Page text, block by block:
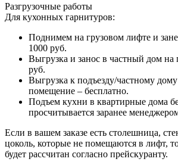
Разгрузочные работы
Для кухонных гарнитуров:
Поднимем на грузовом лифте и
1000 руб.
Выгрузка и занос в частный дом на
руб.
Выгрузка к подъезду/частному дому
помещение – бесплатно.
Подъем кухни в квартирные дома
просчитывается заранее
Если в вашем заказе есть столешница,
цоколь, которые не помещаются в лифт,
будет рассчитан согласно прейскуранту.